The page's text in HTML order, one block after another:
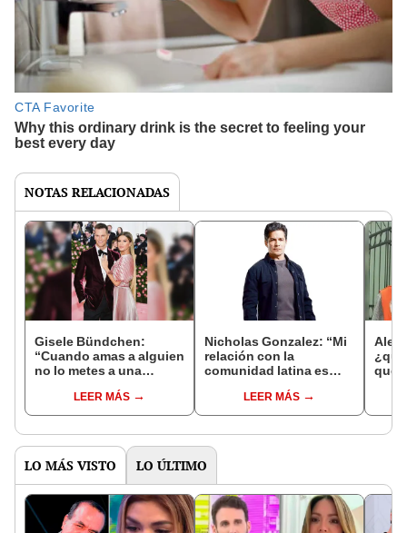
NOTAS RELACIONADAS
Gisele Bündchen:
“Cuando amas a alguien
no lo metes a una
LEER MÁS
Nicholas Gonzalez: “Mi
relación con la
comunidad latina es
LEER MÁS
qué
LO MÁS VISTO LO ÚLTIMO